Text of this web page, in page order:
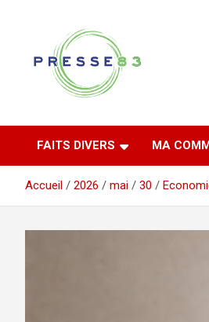
Presse 83
FAITS DIVERS MA
Accueil 2026 mai 30